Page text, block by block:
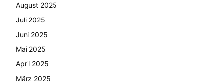
August 2025
Juli 2025
Juni 2025
Mai 2025
April 2025
März 2025